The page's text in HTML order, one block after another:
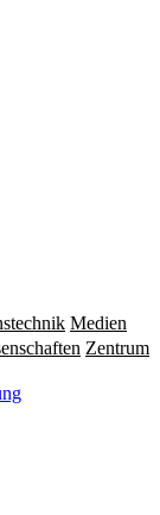
Medien
Zentrum